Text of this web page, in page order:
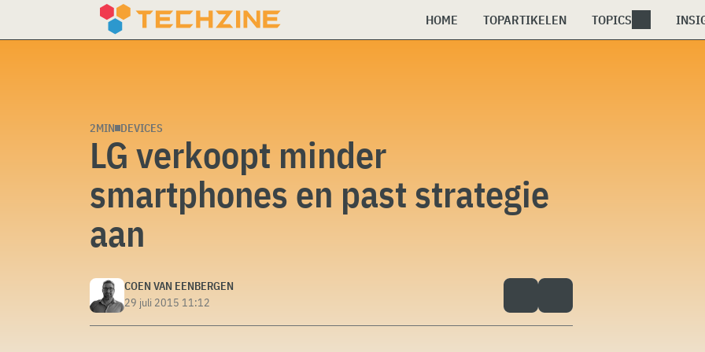
HOME TOPARTIKELEN TOPICS
2MIN DEVICES
LG verkoopt minder
smartphones en past strategie
aan
COEN VAN EENBERGEN
29 juli 2015 11:12